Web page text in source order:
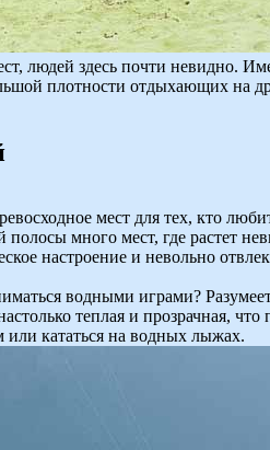
людей здесь почти невидно.
плотности отдыхающих на
мест для тех, кто
много мест, где растет
настроение и невольно
водными играми?
теплая и прозрачная,
или кататься на водных лыжах.